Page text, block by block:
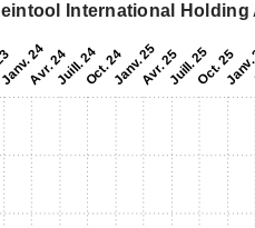
International Holding